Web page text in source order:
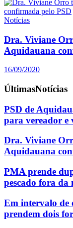
Notícias
Dra. Viviane
Aquidauana
16/09/2020
ÚltimasNotícias
PSD de
para vereador e
Dra. Viviane
Aquidauana
PMA prende
pescado fora
Em intervalo de
prendem dois